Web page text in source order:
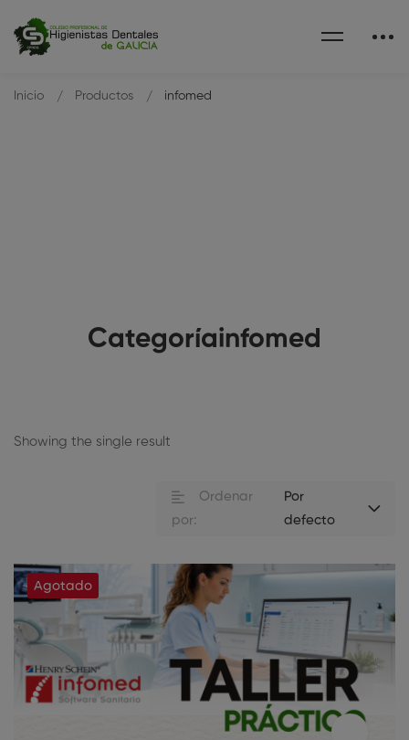
Categoríainfomed
Inicio Productos infomed
Showing the single result
Ordenar
por:
Por
defecto
Agotado